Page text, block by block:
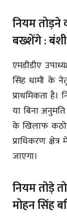
नियम तोड़ने
बख्शेंगे :
एमडीडीए
सिंह धामी के
प्राथमिकता
या बिना
के खिलाफ कठोर
प्राधिकरण
जाएगा।
नियम तोड़े
मोहन सिंह